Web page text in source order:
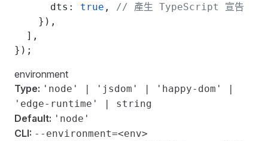
      dts:
true ,
// 產生 TypeScript 宣告
    }),
  ],
});
environment
Type: 'node' | 'jsdom' | 'happy-dom' |
'edge-runtime' | string
Default: 'node'
CLI: --environment=<env>